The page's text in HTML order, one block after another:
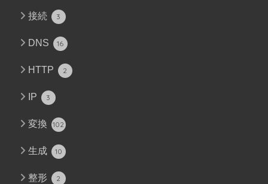
接続 3
DNS 16
HTTP 2
IP 3
変換 102
生成 10
整形 2